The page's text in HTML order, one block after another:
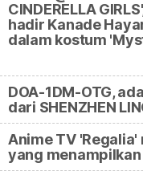
CINDERELLA
hadir Kanade
dalam kostum
DOA-1DM-OTG,
dari SHENZHEN
Anime TV
yang